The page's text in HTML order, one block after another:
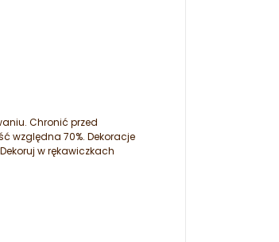
Chronić przed
względna 70%. Dekoracje
w rękawiczkach